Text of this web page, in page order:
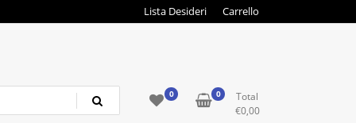
Lista Desideri Carrello
0 0
Total
€0,00